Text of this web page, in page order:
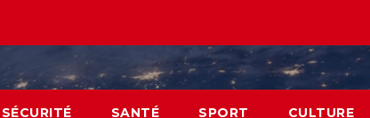
SÉCURITÉ SANTÉ SPORT CULTURE